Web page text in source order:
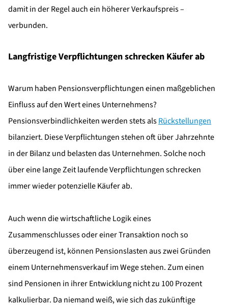
damit in der Regel auch ein höherer Verkaufspreis –
verbunden.
Langfristige Verpflichtungen schrecken Käufer ab
Warum haben Pensionsverpflichtungen einen maßgeblichen
Einfluss auf den Wert eines Unternehmens?
Pensionsverbindlichkeiten werden stets alsRückstellungen
bilanziert. Diese Verpflichtungen stehen oft über Jahrzehnte
in der Bilanz und belasten das Unternehmen. Solche noch
über eine lange Zeit laufende Verpflichtungen schrecken
immer wieder potenzielle Käufer ab.
Auch wenn die wirtschaftliche Logik eines
Zusammenschlusses oder einer Transaktion noch so
überzeugend ist, können Pensionslasten aus zwei Gründen
einem Unternehmensverkauf im Wege stehen. Zum einen
sind Pensionen in ihrer Entwicklung nicht zu 100 Prozent
kalkulierbar. Da niemand weiß, wie sich das zukünftige